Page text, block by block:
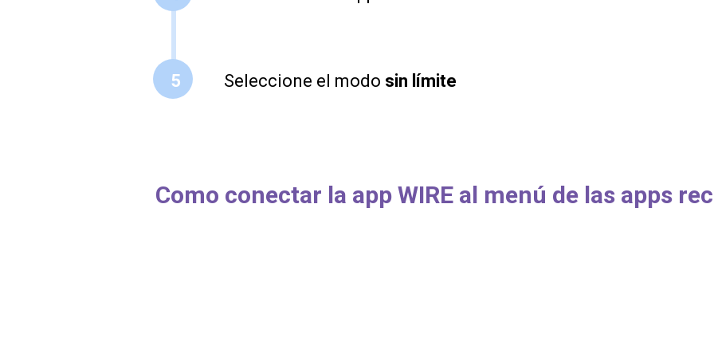
Como conectar la app WIRE al menú de las apps
5 Seleccione el modo sin límite